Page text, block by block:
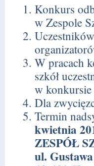
Konkurs
w Zespole
W pracach
szkół
w konkursie
Dla
Termin
kwietnia
ZESPÓŁ
ul.